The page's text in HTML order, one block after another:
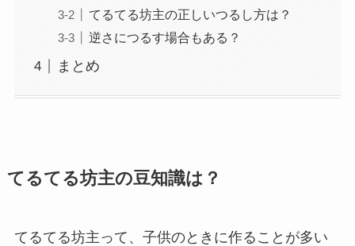
てるてる坊主の正しいつるし方は？
逆さにつるす場合もある？
まとめ
てるてる坊主の豆知識は？
てるてる坊主って、子供のときに作ることが多い